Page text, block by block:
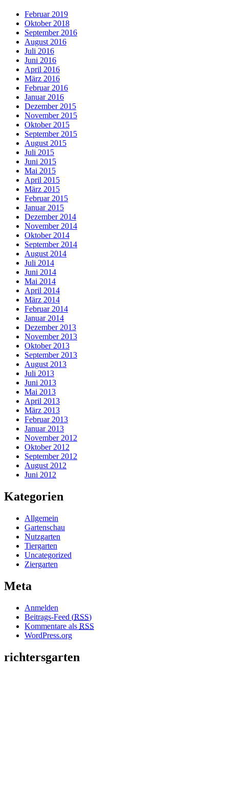
Februar 2019
Oktober 2018
September 2016
August 2016
Juli 2016
Juni 2016
April 2016
März 2016
Februar 2016
Januar 2016
Dezember 2015
November 2015
Oktober 2015
September 2015
August 2015
Juli 2015
Juni 2015
Mai 2015
April 2015
März 2015
Februar 2015
Januar 2015
Dezember 2014
November 2014
Oktober 2014
September 2014
August 2014
Juli 2014
Juni 2014
Mai 2014
April 2014
März 2014
Februar 2014
Januar 2014
Dezember 2013
November 2013
Oktober 2013
September 2013
August 2013
Juli 2013
Juni 2013
Mai 2013
April 2013
März 2013
Februar 2013
Januar 2013
November 2012
Oktober 2012
September 2012
August 2012
Juni 2012
Kategorien
Allgemein
Gartenschau
Nutzgarten
Tiergarten
Uncategorized
Ziergarten
Meta
Anmelden
Beitrags-Feed (RSS)
Kommentare als RSS
WordPress.org
richtersgarten